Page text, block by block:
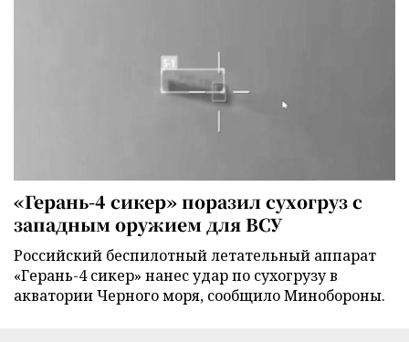
«Герань-4 сикер» поразил сухогруз с
западным оружием для ВСУ
Российский беспилотный летательный аппарат
«Герань-4 сикер» нанес удар по сухогрузу в
акватории Черного моря, сообщило Минобороны.